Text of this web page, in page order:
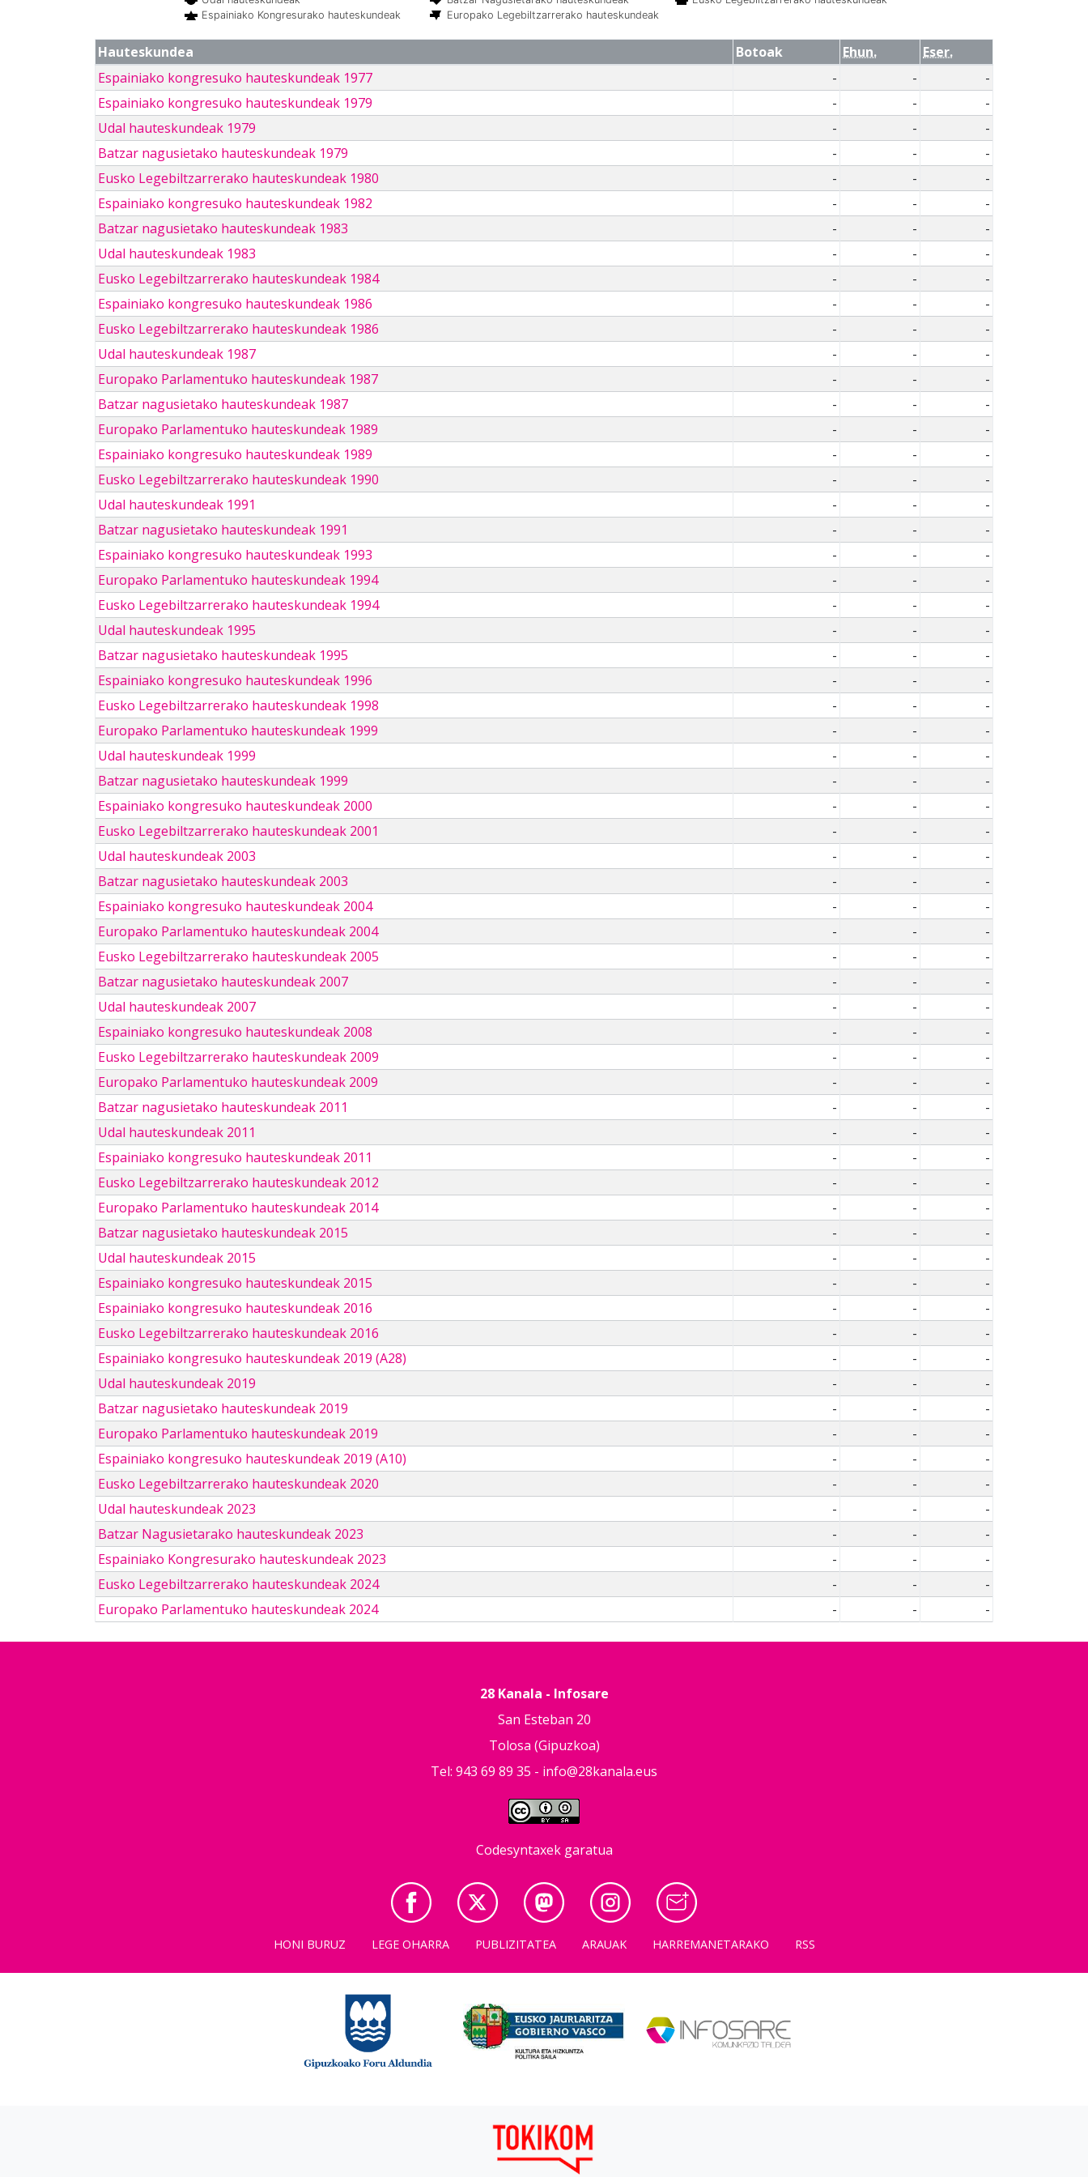
Espainiako Kongresurako hauteskundeak
Europako Legebiltzarrerako hauteskundeak
Hauteskundea Botoak Ehun.
Eser.
Espainiako kongresuko hauteskundeak 1977
- -
-
Espainiako kongresuko hauteskundeak 1979
- -
-
Udal hauteskundeak 1979
- -
-
Batzar nagusietako hauteskundeak 1979
- -
-
Eusko Legebiltzarrerako hauteskundeak 1980
- -
-
Espainiako kongresuko hauteskundeak 1982
- -
-
Batzar nagusietako hauteskundeak 1983
- -
-
Udal hauteskundeak 1983
- -
-
Eusko Legebiltzarrerako hauteskundeak 1984
- -
-
Espainiako kongresuko hauteskundeak 1986
- -
-
Eusko Legebiltzarrerako hauteskundeak 1986
- -
-
Udal hauteskundeak 1987
- -
-
Europako Parlamentuko hauteskundeak 1987
- -
-
Batzar nagusietako hauteskundeak 1987
- -
-
Europako Parlamentuko hauteskundeak 1989
- -
-
Espainiako kongresuko hauteskundeak 1989
- -
-
Eusko Legebiltzarrerako hauteskundeak 1990
- -
-
Udal hauteskundeak 1991
- -
-
Batzar nagusietako hauteskundeak 1991
- -
-
Espainiako kongresuko hauteskundeak 1993
- -
-
Europako Parlamentuko hauteskundeak 1994
- -
-
Eusko Legebiltzarrerako hauteskundeak 1994
- -
-
Udal hauteskundeak 1995
- -
-
Batzar nagusietako hauteskundeak 1995
- -
-
Espainiako kongresuko hauteskundeak 1996
- -
-
Eusko Legebiltzarrerako hauteskundeak 1998
- -
-
Europako Parlamentuko hauteskundeak 1999
- -
-
Udal hauteskundeak 1999
- -
-
Batzar nagusietako hauteskundeak 1999
- -
-
Espainiako kongresuko hauteskundeak 2000
- -
-
Eusko Legebiltzarrerako hauteskundeak 2001
- -
-
Udal hauteskundeak 2003
- -
-
Batzar nagusietako hauteskundeak 2003
- -
-
Espainiako kongresuko hauteskundeak 2004
- -
-
Europako Parlamentuko hauteskundeak 2004
- -
-
Eusko Legebiltzarrerako hauteskundeak 2005
- -
-
Batzar nagusietako hauteskundeak 2007
- -
-
Udal hauteskundeak 2007
- -
-
Espainiako kongresuko hauteskundeak 2008
- -
-
Eusko Legebiltzarrerako hauteskundeak 2009
- -
-
Europako Parlamentuko hauteskundeak 2009
- -
-
Batzar nagusietako hauteskundeak 2011
- -
-
Udal hauteskundeak 2011
- -
-
Espainiako kongresuko hauteskundeak 2011
- -
-
Eusko Legebiltzarrerako hauteskundeak 2012
- -
-
Europako Parlamentuko hauteskundeak 2014
- -
-
Batzar nagusietako hauteskundeak 2015
- -
-
Udal hauteskundeak 2015
- -
-
Espainiako kongresuko hauteskundeak 2015
- -
-
Espainiako kongresuko hauteskundeak 2016
- -
-
Eusko Legebiltzarrerako hauteskundeak 2016
- -
-
Espainiako kongresuko hauteskundeak 2019 (A28)
- -
-
Udal hauteskundeak 2019
- -
-
Batzar nagusietako hauteskundeak 2019
- -
-
Europako Parlamentuko hauteskundeak 2019
- -
-
Espainiako kongresuko hauteskundeak 2019 (A10)
- -
-
Eusko Legebiltzarrerako hauteskundeak 2020
- -
-
Udal hauteskundeak 2023
- -
-
Batzar Nagusietarako hauteskundeak 2023
- -
-
Espainiako Kongresurako hauteskundeak 2023
- -
-
Eusko Legebiltzarrerako hauteskundeak 2024
- -
-
Europako Parlamentuko hauteskundeak 2024
- - -
28 Kanala - Infosare
San Esteban 20
Tolosa (Gipuzkoa)
Tel: 943 69 89 35 - info@28kanala.eus
Codesyntaxek garatua
HONI BURUZ LEGE OHARRA PUBLIZITATEA ARAUAK HARREMANETARAKO RSS